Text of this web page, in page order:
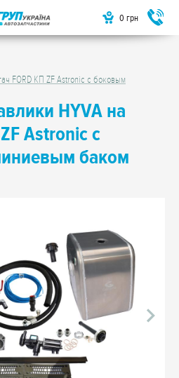
0 грн
FORD КП ZF Astronic с боковым
HYVA на
Astronic с
баком